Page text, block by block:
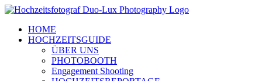
Zum
springenHOME
HOCHZEITSGUIDE
ÜBER UNS
PHOTOBOOTH
Engagement Shooting